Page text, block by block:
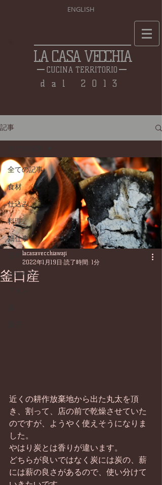
ENGLISH
LA CASA VECCHIA
CUCINA TERRITORIO
dal 2013
記事
全ての記事
食材
仕込み
料理
畑仕事
お知らせ
釜口産
lacasavecchiawaji
2022年1月19日 読了時間: 1分
近くの耕作放棄地から出た丸太を頂
き、割って、店の前で乾燥させていた
のですが、ようやく使えそうになりま
した。
やはり炭とは香りが違います。
どちらが良いではなく炭には炭の、薪
には薪の良さがあるので、使い分けて